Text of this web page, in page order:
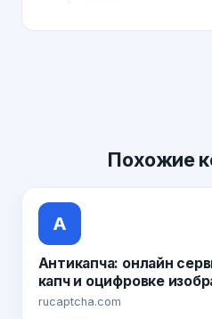
Похожие
А
Антикапча: онлайн
капч и оцифровке
rucaptcha.com